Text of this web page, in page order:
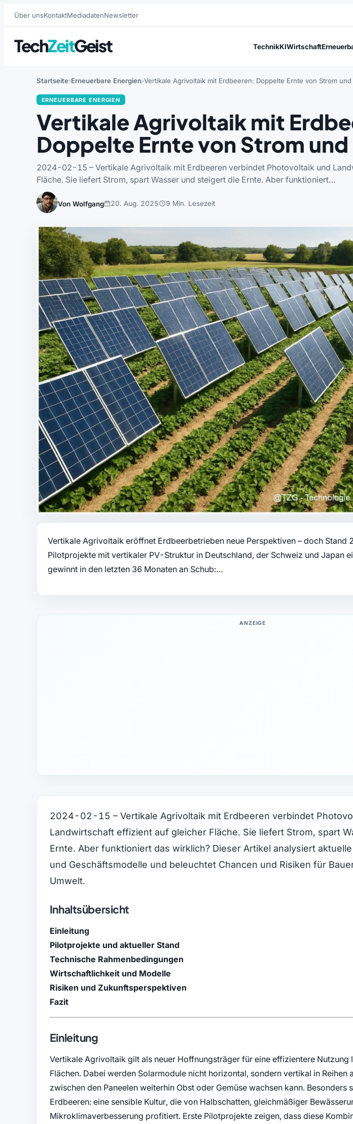
Über unsKontaktMediadatenNewsletter
TechZeitGeist TechnikKIWirtschaft
Startseite Erneuerbare Energien Vertikale Agrivoltaik mit Erdbeeren: Doppelte Ernte von Strom
ERNEUERBARE ENERGIEN
Vertikale Agrivoltaik mit
Doppelte Ernte von Strom
2024-02-15 – Vertikale Agrivoltaik mit Erdbeeren verbindet Photovoltaik und
Fläche. Sie liefert Strom, spart Wasser und steigert die Ernte. Aber funktioniert…
Von Wolfgang 20. Aug. 2025 9 Min. Lesezeit
Vertikale Agrivoltaik eröffnet Erdbeerbetrieben neue Perspektiven – doch Stand
Pilotprojekte mit vertikaler PV-Struktur in Deutschland, der Schweiz und Japan
gewinnt in den letzten 36 Monaten an Schub:…
ANZEIGE
2024-02-15 – Vertikale Agrivoltaik mit Erdbeeren verbindet
Landwirtschaft effizient auf gleicher Fläche. Sie liefert Strom, spart
Ernte. Aber funktioniert das wirklich? Dieser Artikel analysiert
und Geschäftsmodelle und beleuchtet Chancen und Risiken für
Umwelt.
Inhaltsübersicht
Einleitung
Pilotprojekte und aktueller Stand
Technische Rahmenbedingungen
Wirtschaftlichkeit und Modelle
Risiken und Zukunftsperspektiven
Fazit
Einleitung
Vertikale Agrivoltaik gilt als neuer Hoffnungsträger für eine effizientere
Flächen. Dabei werden Solarmodule nicht horizontal, sondern vertikal in Reihen
zwischen den Paneelen weiterhin Obst oder Gemüse wachsen kann. Besonders
Erdbeeren: eine sensible Kultur, die von Halbschatten, gleichmäßiger
Mikroklimaverbesserung profitiert. Erste Pilotprojekte zeigen, dass diese